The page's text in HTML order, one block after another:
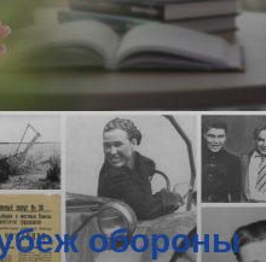
обороны